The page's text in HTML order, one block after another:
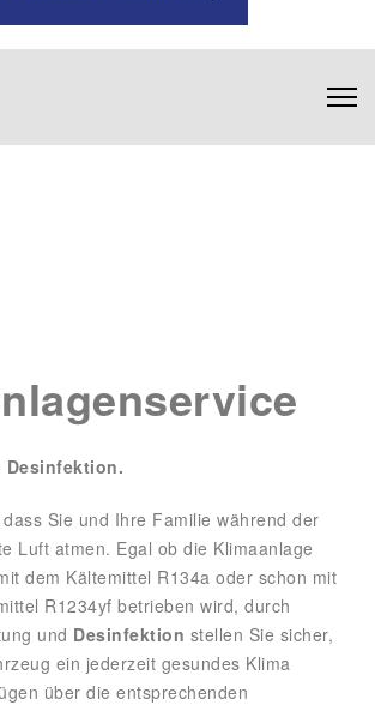
Desinfektion.
Sie und Ihre Familie während der
Luft atmen. Egal ob die Klimaanlage
dem Kältemittel R134a oder schon mit
R1234yf betrieben wird, durch
und Desinfektion stellen Sie sicher,
ein jederzeit gesundes Klima
über die entsprechenden